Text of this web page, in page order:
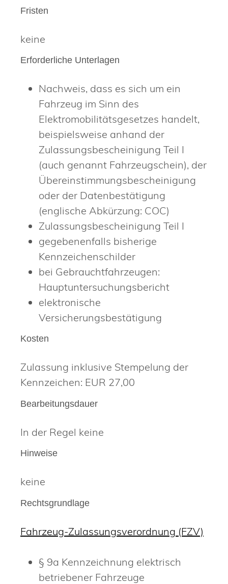
Fristen
keine
Erforderliche Unterlagen
Nachweis, dass es sich um ein
Fahrzeug im Sinn des
Elektromobilitätsgesetzes handelt,
beispielsweise anhand der
Zulassungsbescheinigung Teil I
(auch genannt Fahrzeugschein), der
Übereinstimmungsbescheinigung
oder der Datenbestätigung
(englische Abkürzung: COC)
Zulassungsbescheinigung Teil I
gegebenenfalls bisherige
Kennzeichenschilder
bei Gebrauchtfahrzeugen:
Hauptuntersuchungsbericht
elektronische
Versicherungsbestätigung
Kosten
Zulassung inklusive Stempelung der
Kennzeichen: EUR 27,00
Bearbeitungsdauer
In der Regel keine
Hinweise
keine
Rechtsgrundlage
Fahrzeug-Zulassungsverordnung (FZV)
§ 9a Kennzeichnung elektrisch
betriebener Fahrzeuge